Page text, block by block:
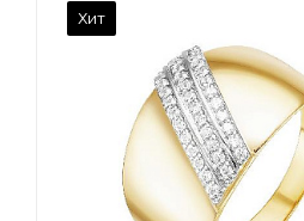
Хит
Вес драгметалла
0.96
Марка (бренд)
Дельта
Фианит